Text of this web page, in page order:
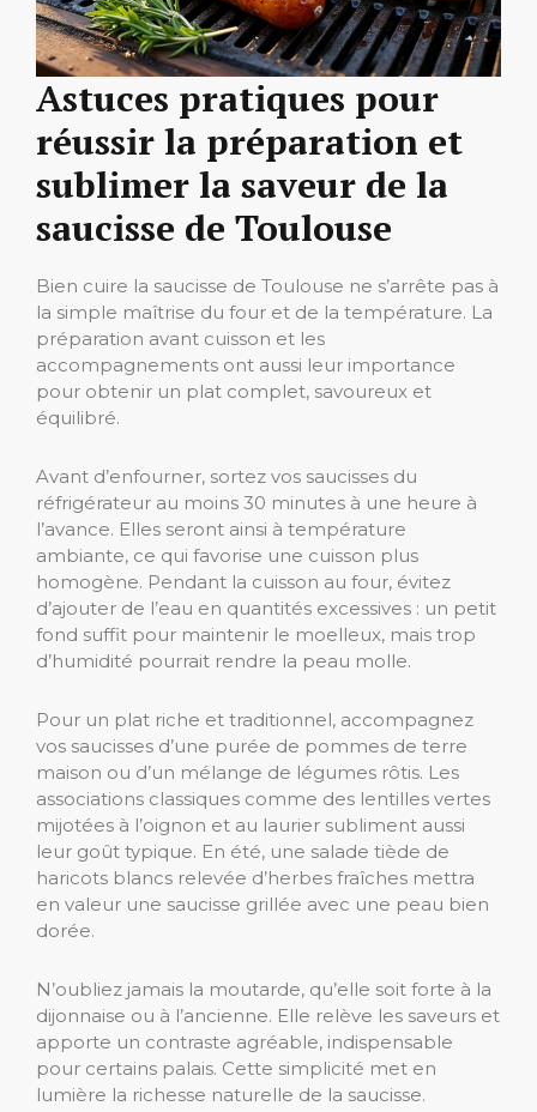
Astuces pratiques pour
réussir la préparation et
sublimer la saveur de la
saucisse de Toulouse
Bien cuire la saucisse de Toulouse ne s’arrête pas à
la simple maîtrise du four et de la température. La
préparation avant cuisson et les
accompagnements ont aussi leur importance
pour obtenir un plat complet, savoureux et
équilibré.
Avant d’enfourner, sortez vos saucisses du
réfrigérateur au moins 30 minutes à une heure à
l’avance. Elles seront ainsi à température
ambiante, ce qui favorise une cuisson plus
homogène. Pendant la cuisson au four, évitez
d’ajouter de l’eau en quantités excessives : un petit
fond suffit pour maintenir le moelleux, mais trop
d’humidité pourrait rendre la peau molle.
Pour un plat riche et traditionnel, accompagnez
vos saucisses d’une purée de pommes de terre
maison ou d’un mélange de légumes rôtis. Les
associations classiques comme des lentilles vertes
mijotées à l’oignon et au laurier subliment aussi
leur goût typique. En été, une salade tiède de
haricots blancs relevée d’herbes fraîches mettra
en valeur une saucisse grillée avec une peau bien
dorée.
N’oubliez jamais la moutarde, qu’elle soit forte à la
dijonnaise ou à l’ancienne. Elle relève les saveurs et
apporte un contraste agréable, indispensable
pour certains palais. Cette simplicité met en
lumière la richesse naturelle de la saucisse.